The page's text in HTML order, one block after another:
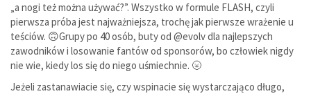
„a nogi też można używać?”. Wszystko w formule FLASH, czyli
pierwsza próba jest najważniejsza, trochę jak pierwsze wrażenie u
teściów. 🙃Grupy po 40 osób, buty od @evolv dla najlepszych
zawodników i losowanie fantów od sponsorów, bo człowiek nigdy
nie wie, kiedy los się do niego uśmiechnie. 🌝
Jeżeli zastanawiacie się, czy wspinacie się wystarczająco długo,